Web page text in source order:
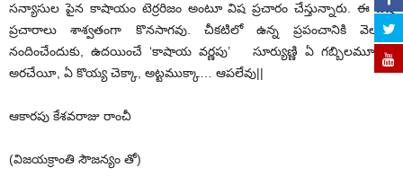
సన్యాసుల పైన కాషాయం టెర్రరిజం అంటూ విష ప్రచారం చేస్తున్నారు. ఈ విష
ప్రచారాలు శాశ్వతంగా కొనసాగవు. చీకటిలో ఉన్న ప్రపంచానికి వెలుగు
నందించేందుకు, ఉదయించే ‘కాషాయ వర్ణపు’ సూర్యుణ్ణి ఏ గబ్బిలమూ, ఏ
అరచేయీ, ఏ కొయ్య చెక్కా, అట్టముక్కా… ఆపలేవు||
ఆకారపు కేశవరాజు రాంచీ
(విజయక్రాంతి సౌజన్యం తో)